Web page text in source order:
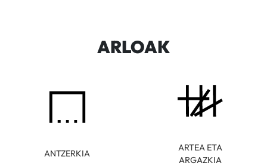
ARLOAK
ANTZERKIA
ARTEA ETA
ARGAZKIA